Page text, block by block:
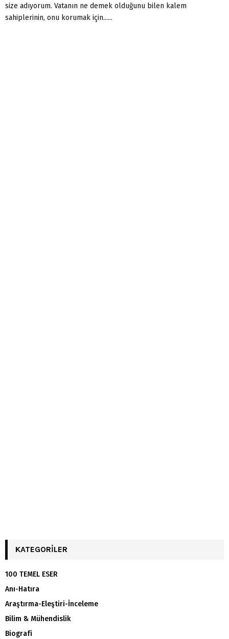
size adıyorum. Vatanın ne demek olduğunu bilen kalem
sahiplerinin, onu korumak için......
KATEGORILER
100 TEMEL ESER
Anı-Hatıra
Araştırma-Eleştiri-İnceleme
Bilim & Mühendislik
Biografi